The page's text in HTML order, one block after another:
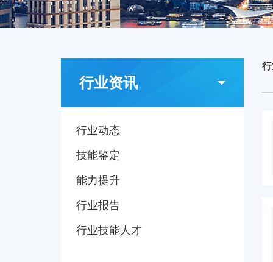
行业资讯
行业动态
技能鉴定
能力提升
行业报告
行业技能人才